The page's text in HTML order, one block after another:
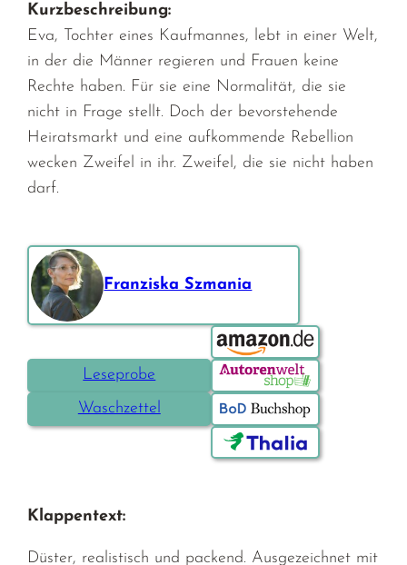
Kurzbeschreibung:
Eva, Tochter eines Kaufmannes, lebt in einer Welt,
in der die Männer regieren und Frauen keine
Rechte haben. Für sie eine Normalität, die sie
nicht in Frage stellt. Doch der bevorstehende
Heiratsmarkt und eine aufkommende Rebellion
wecken Zweifel in ihr. Zweifel, die sie nicht haben
darf.
Franziska Szmania
Leseprobe
Waschzettel
Bestellen über:
Klappentext:
Düster, realistisch und packend. Ausgezeichnet mit